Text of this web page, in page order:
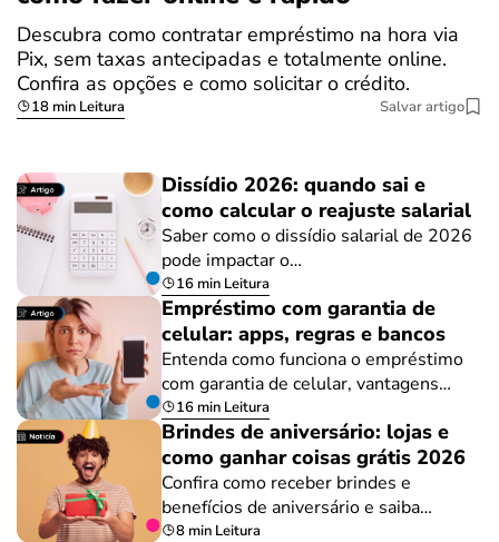
Descubra como contratar empréstimo na hora via
Pix, sem taxas antecipadas e totalmente online.
Confira as opções e como solicitar o crédito.
18 min Leitura Salvar artigo
Dissídio 2026: quando sai e
como calcular o reajuste salarial
Saber como o dissídio salarial de 2026
pode impactar o…
16 min Leitura
Empréstimo com garantia de
celular: apps, regras e bancos
Entenda como funciona o empréstimo
com garantia de celular, vantagens…
16 min Leitura
Brindes de aniversário: lojas e
como ganhar coisas grátis 2026
Confira como receber brindes e
benefícios de aniversário e saiba…
8 min Leitura